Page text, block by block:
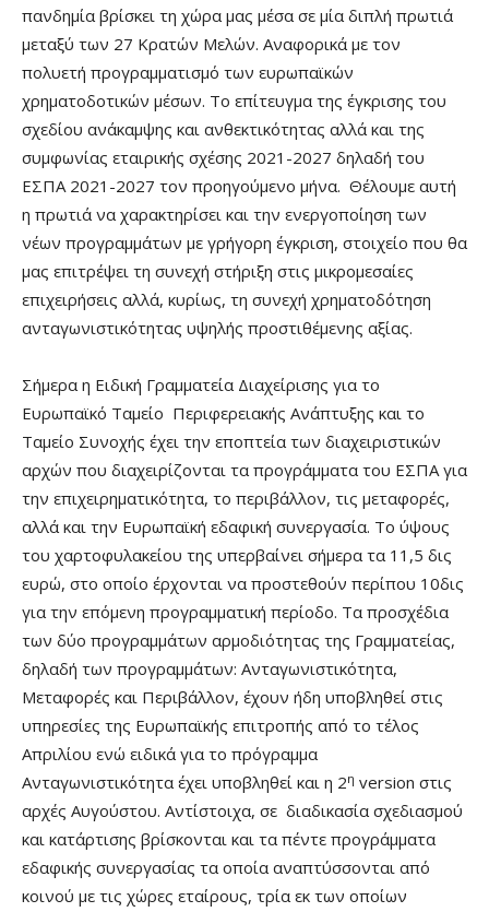
πανδημία βρίσκει τη χώρα μας μέσα σε μία διπλή πρωτιά
μεταξύ των 27 Κρατών Μελών. Αναφορικά με τον
πολυετή προγραμματισμό των ευρωπαϊκών
χρηματοδοτικών μέσων. Το επίτευγμα της έγκρισης του
σχεδίου ανάκαμψης και ανθεκτικότητας αλλά και της
συμφωνίας εταιρικής σχέσης 2021-2027 δηλαδή του
ΕΣΠΑ 2021-2027 τον προηγούμενο μήνα. Θέλουμε αυτή
η πρωτιά να χαρακτηρίσει και την ενεργοποίηση των
νέων προγραμμάτων με γρήγορη έγκριση, στοιχείο που θα
μας επιτρέψει τη συνεχή στήριξη στις μικρομεσαίες
επιχειρήσεις αλλά, κυρίως, τη συνεχή χρηματοδότηση
ανταγωνιστικότητας υψηλής προστιθέμενης αξίας.
Σήμερα η Ειδική Γραμματεία Διαχείρισης για το
Ευρωπαϊκό Ταμείο Περιφερειακής Ανάπτυξης και το
Ταμείο Συνοχής έχει την εποπτεία των διαχειριστικών
αρχών που διαχειρίζονται τα προγράμματα του ΕΣΠΑ για
την επιχειρηματικότητα, το περιβάλλον, τις μεταφορές,
αλλά και την Ευρωπαϊκή εδαφική συνεργασία. Το ύψους
του χαρτοφυλακείου της υπερβαίνει σήμερα τα 11,5 δις
ευρώ, στο οποίο έρχονται να προστεθούν περίπου 10δις
για την επόμενη προγραμματική περίοδο. Τα προσχέδια
των δύο προγραμμάτων αρμοδιότητας της Γραμματείας,
δηλαδή των προγραμμάτων: Ανταγωνιστικότητα,
Μεταφορές και Περιβάλλον, έχουν ήδη υποβληθεί στις
υπηρεσίες της Ευρωπαϊκής επιτροπής από το τέλος
Απριλίου ενώ ειδικά για το πρόγραμμα
Ανταγωνιστικότητα έχει υποβληθεί και η 2η version στις
αρχές Αυγούστου. Αντίστοιχα, σε διαδικασία σχεδιασμού
και κατάρτισης βρίσκονται και τα πέντε προγράμματα
εδαφικής συνεργασίας τα οποία αναπτύσσονται από
κοινού με τις χώρες εταίρους, τρία εκ των οποίων